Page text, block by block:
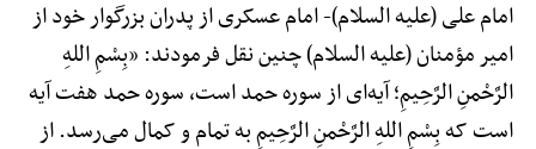
امام علی (علیه السلام)-امام عسکری از پدران بزرگوار خود از
امیر مؤمنان (علیه السلام) چنین نقل فرمودند: «بِسْمِ اللهِ
الرَّحْمنِ الرَّحِیمِ؛ آیه‌ای از سوره حمد است، سوره حمد هفت آیه
است که بِسْمِ اللهِ الرَّحْمنِ الرَّحِیمِ به تمام و کمال می‌رسد. از